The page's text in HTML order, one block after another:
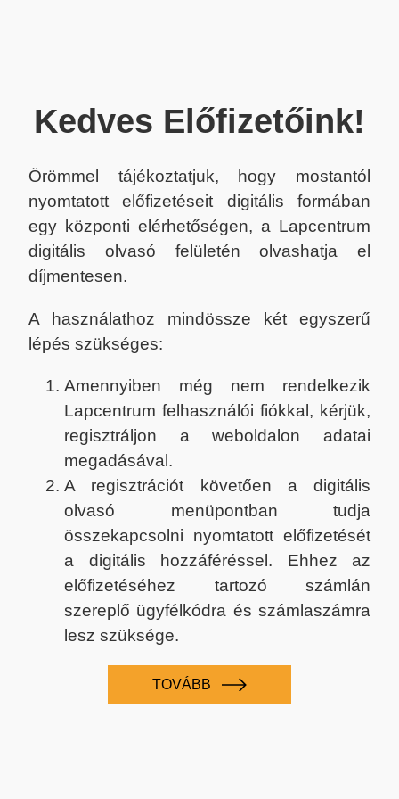
Kedves Előfizetőink!
Örömmel tájékoztatjuk, hogy mostantól
nyomtatott előfizetéseit digitális formában
egy központi elérhetőségen, a Lapcentrum
digitális olvasó felületén olvashatja el
díjmentesen.
A használathoz mindössze két egyszerű
lépés szükséges:
Amennyiben még nem rendelkezik
Lapcentrum felhasználói fiókkal, kérjük,
regisztráljon a weboldalon adatai
megadásával.
A regisztrációt követően a digitális
olvasó menüpontban tudja
összekapcsolni nyomtatott előfizetését
a digitális hozzáféréssel. Ehhez az
előfizetéséhez tartozó számlán
szereplő ügyfélkódra és számlaszámra
lesz szüksége.
TOVÁBB